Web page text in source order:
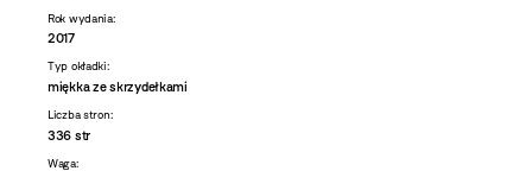
Rok wydania:
2017
Typ okładki:
miękka ze skrzydełkami
Liczba stron:
336 str
Waga: